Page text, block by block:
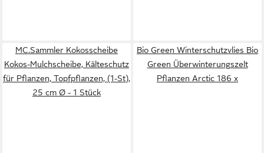
MC.Sammler Kokosscheibe
Kokos-Mulchscheibe, Kälteschutz
für Pflanzen, Topfpflanzen, (1-St),
25 cm Ø - 1 Stück
Bio Green Winterschutzvlies Bio
Green Überwinterungszelt
Pflanzen Arctic 186 x